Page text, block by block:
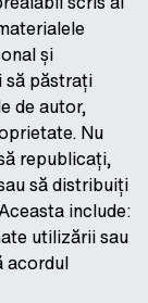
și
să păstrați
de autor,
Nu
republicați,
să distribuiți
include:
utilizării sau
acordul